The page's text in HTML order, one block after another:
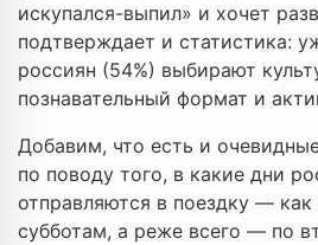
искупался-выпил» и хочет
подтверждает и статистика:
россиян (54%) выбирают
познавательный формат и
Добавим, что есть и
по поводу того, в какие дни
отправляются в поездку — как
субботам, а реже всего — по